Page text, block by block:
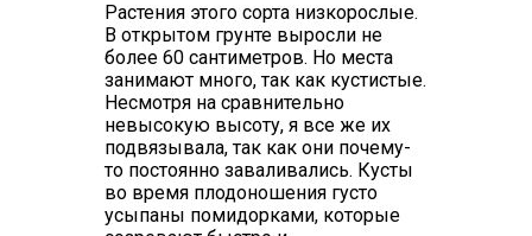
Растения этого сорта низкорослые.
В открытом грунте выросли не
более 60 сантиметров. Но места
занимают много, так как кустистые.
Несмотря на сравнительно
невысокую высоту, я все же их
подвязывала, так как они почему-
то постоянно заваливались. Кусты
во время плодоношения густо
усыпаны помидорками, которые